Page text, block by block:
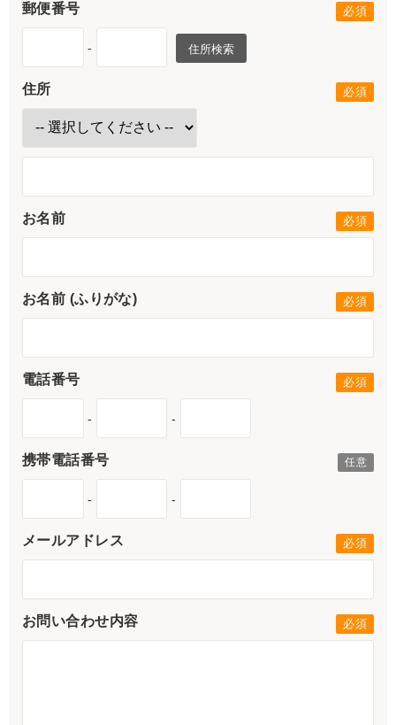
郵便番号
- 住所検索
住所
お名前
お名前 (ふりがな)
電話番号
- -
携帯電話番号
- -
メールアドレス
お問い合わせ内容